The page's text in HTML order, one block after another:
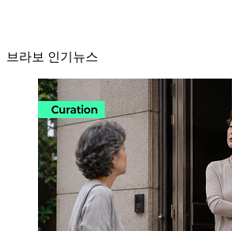
브라보 인기뉴스